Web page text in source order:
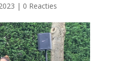
| 0 Reacties